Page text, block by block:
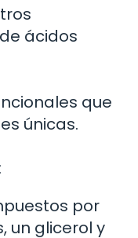
ácidos
que
únicas.
por
un glicerol y